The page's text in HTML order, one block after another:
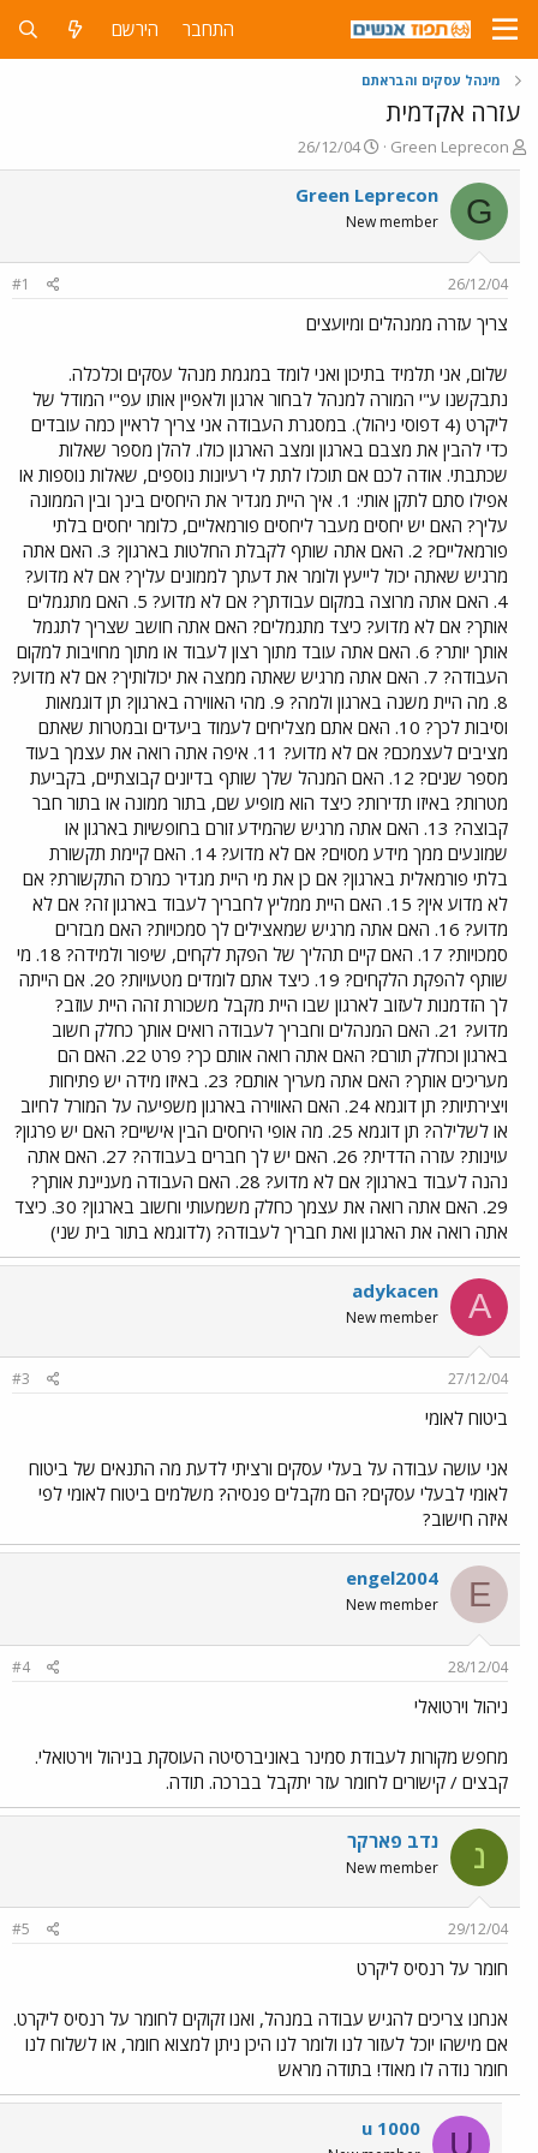
התחבר הירשם
מינהל עסקים והבראתם
עזרה אקדמית
פ
ו
ת
ח
ה
ש
א
Green Leprecon
פ
ו
ר
ם
ר
26/12/04
G
Green Leprecon
New member
26/12/04
#1
צריך עזרה ממנהלים ומיועצים
שלום, אני תלמיד בתיכון ואני לומד במגמת מנהל עסקים וכלכלה.
נתבקשנו ע"י המורה למנהל לבחור ארגון ולאפיין אותו עפ"י המודל של
ליקרט (4 דפוסי ניהול). במסגרת העבודה אני צריך לראיין כמה עובדים
כדי להבין את מצבם בארגון ומצב הארגון כולו. להלן מספר שאלות
שכתבתי. אודה לכם אם תוכלו לתת לי רעיונות נוספים, שאלות נוספות או
אפילו סתם לתקן אותי: 1. איך היית מגדיר את היחסים בינך ובין הממונה
עליך? האם יש יחסים מעבר ליחסים פורמאליים, כלומר יחסים בלתי
פורמאליים? 2. האם אתה שותף לקבלת החלטות בארגון? 3. האם אתה
מרגיש שאתה יכול לייעץ ולומר את דעתך לממונים עליך? אם לא מדוע?
4. האם אתה מרוצה במקום עבודתך? אם לא מדוע? 5. האם מתגמלים
אותך? אם לא מדוע? כיצד מתגמלים? האם אתה חושב שצריך לתגמל
אותך יותר? 6. האם אתה עובד מתוך רצון לעבוד או מתוך מחויבות למקום
העבודה? 7. האם אתה מרגיש שאתה ממצה את יכולותיך? אם לא מדוע?
8. מה היית משנה בארגון ולמה? 9. מהי האווירה בארגון? תן דוגמאות
וסיבות לכך? 10. האם אתם מצליחים לעמוד ביעדים ובמטרות שאתם
מציבים לעצמכם? אם לא מדוע? 11. איפה אתה רואה את עצמך בעוד
מספר שנים? 12. האם המנהל שלך שותף בדיונים קבוצתיים, בקביעת
מטרות? באיזו תדירות? כיצד הוא מופיע שם, בתור ממונה או בתור חבר
קבוצה? 13. האם אתה מרגיש שהמידע זורם בחופשיות בארגון או
שמונעים ממך מידע מסוים? אם לא מדוע? 14. האם קיימת תקשורת
בלתי פורמאלית בארגון? אם כן את מי היית מגדיר כמרכז התקשורת? אם
לא מדוע אין? 15. האם היית ממליץ לחבריך לעבוד בארגון זה? אם לא
מדוע? 16. האם אתה מרגיש שמאצילים לך סמכויות? האם מבזרים
סמכויות? 17. האם קיים תהליך של הפקת לקחים, שיפור ולמידה? 18. מי
שותף להפקת הלקחים? 19. כיצד אתם לומדים מטעויות? 20. אם הייתה
לך הזדמנות לעזוב לארגון שבו היית מקבל משכורת זהה היית עוזב?
מדוע? 21. האם המנהלים וחבריך לעבודה רואים אותך כחלק חשוב
בארגון וכחלק תורם? האם אתה רואה אותם כך? פרט 22. האם הם
מעריכים אותך? האם אתה מעריך אותם? 23. באיזו מידה יש פתיחות
ויצירתיות? תן דוגמא 24. האם האווירה בארגון משפיעה על המורל לחיוב
או לשלילה? תן דוגמא 25. מה אופי היחסים הבין אישיים? האם יש פרגון?
עוינות? עזרה הדדית? 26. האם יש לך חברים בעבודה? 27. האם אתה
נהנה לעבוד בארגון? אם לא מדוע? 28. האם העבודה מעניינת אותך?
29. האם אתה רואה את עצמך כחלק משמעותי וחשוב בארגון? 30. כיצד
אתה רואה את הארגון ואת חבריך לעבודה? (לדוגמא בתור בית שני)
A
adykacen
New member
27/12/04
#3
ביטוח לאומי
אני עושה עבודה על בעלי עסקים ורציתי לדעת מה התנאים של ביטוח
לאומי לבעלי עסקים? הם מקבלים פנסיה? משלמים ביטוח לאומי לפי
איזה חישוב?
E
engel2004
New member
28/12/04
#4
ניהול וירטואלי
מחפש מקורות לעבודת סמינר באוניברסיטה העוסקת בניהול וירטואלי.
קבצים / קישורים לחומר עזר יתקבל בברכה. תודה.
נ נדב פארקר
New member
29/12/04
#5
חומר על רנסיס ליקרט
אנחנו צריכים להגיש עבודה במנהל, ואנו זקוקים לחומר על רנסיס ליקרט.
אם מישהו יוכל לעזור לנו ולומר לנו היכן ניתן למצוא חומר, או לשלוח לנו
חומר נודה לו מאוד! בתודה מראש
U
u 1000